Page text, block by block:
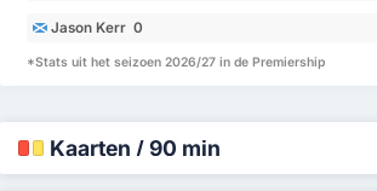
Jason Kerr 0
*Stats uit het seizoen 2026/27 in de Premiership
Kaarten / 90 min